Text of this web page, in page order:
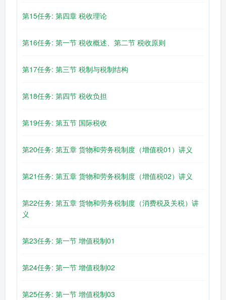
第15任务: 第四章 税收理论
第16任务: 第一节 税收概述、第二节 税收原则
第17任务: 第三节 税制与税制结构
第18任务: 第四节 税收负担
第19任务: 第五节 国际税收
第20任务: 第五章 货物和劳务税制度（增值税01）讲义
第21任务: 第五章 货物和劳务税制度（增值税02）讲义
第22任务: 第五章 货物和劳务税制度（消费税及关税）讲
义
第23任务: 第一节 增值税制01
第24任务: 第一节 增值税制02
第25任务: 第一节 增值税制03